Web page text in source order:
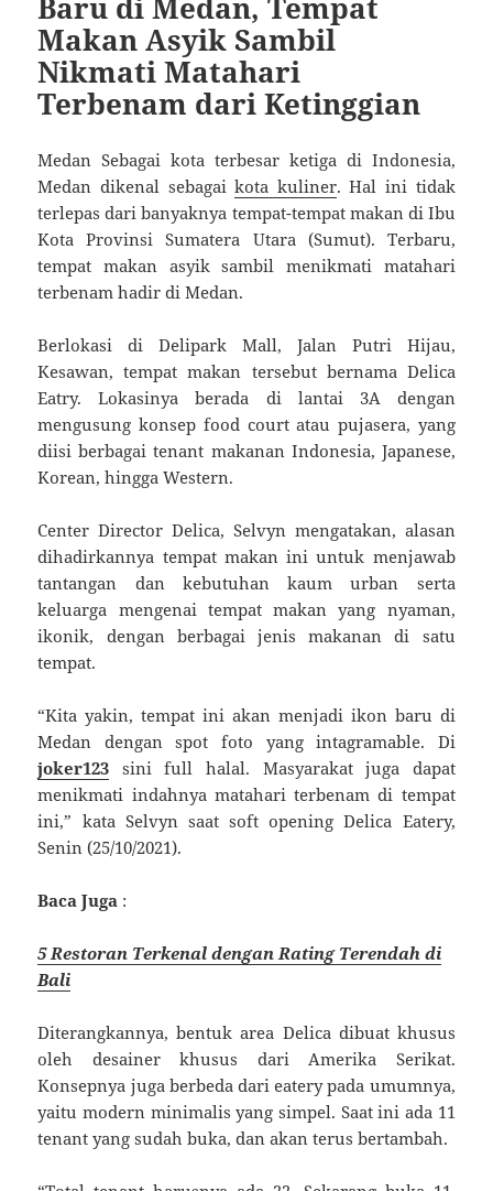
Makan Asyik Sambil
Nikmati Matahari
Terbenam dari Ketinggian
Medan Sebagai kota terbesar ketiga di Indonesia,
Medan dikenal sebagaikota kuliner. Hal ini tidak
terlepas dari banyaknya tempat-tempat makan di Ibu
Kota Provinsi Sumatera Utara (Sumut). Terbaru,
tempat makan asyik sambil menikmati matahari
terbenam hadir di Medan.
Berlokasi di Delipark Mall, Jalan Putri Hijau,
Kesawan, tempat makan tersebut bernama Delica
Eatry. Lokasinya berada di lantai 3A dengan
mengusung konsep food court atau pujasera, yang
diisi berbagai tenant makanan Indonesia, Japanese,
Korean, hingga Western.
Center Director Delica, Selvyn mengatakan, alasan
dihadirkannya tempat makan ini untuk menjawab
tantangan dan kebutuhan kaum urban serta
keluarga mengenai tempat makan yang nyaman,
ikonik, dengan berbagai jenis makanan di satu
tempat.
“Kita yakin, tempat ini akan menjadi ikon baru di
Medan dengan spot foto yang intagramable. Di
joker123 sini full halal. Masyarakat juga dapat
menikmati indahnya matahari terbenam di tempat
ini,” kata Selvyn saat soft opening Delica Eatery,
Senin (25/10/2021).
Baca Juga :
5 Restoran Terkenal dengan Rating Terendah di
Bali
Diterangkannya, bentuk area Delica dibuat khusus
oleh desainer khusus dari Amerika Serikat.
Konsepnya juga berbeda dari eatery pada umumnya,
yaitu modern minimalis yang simpel. Saat ini ada 11
tenant yang sudah buka, dan akan terus bertambah.